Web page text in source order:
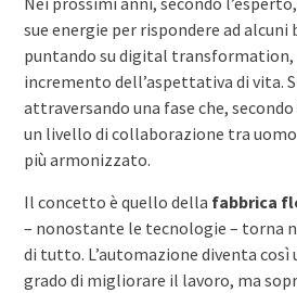
sue energie per rispondere ad alcuni
puntando su digital
incremento dell’aspettativa di vita.
attraversando una fase che,
un livello di collaborazione tra
più armonizzato.
Il concetto è quello della fabbrica
– nonostante le tecnologie – torna
di tutto. L’automazione diventa così
grado di migliorare il lavoro, ma